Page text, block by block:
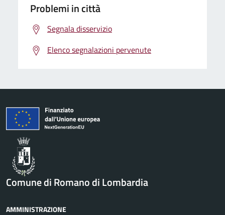
Problemi in città
Segnala disservizio
Elenco segnalazioni pervenute
Comune di Romano di Lombardia
AMMINISTRAZIONE